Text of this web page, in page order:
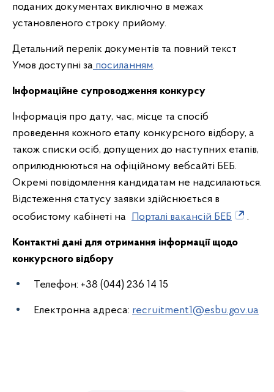
поданих документах виключно в межах
установленого строку прийому.
Детальний перелік документів та повний текст
Умов доступні за посиланням.
Інформаційне супроводження конкурсу
Інформація про дату, час, місце та спосіб
проведення кожного етапу конкурсного відбору, а
також списки осіб, допущених до наступних етапів,
оприлюднюються на офіційному вебсайті БЕБ.
Окремі повідомлення кандидатам не надсилаються.
Відстеження статусу заявки здійснюється в
особистому кабінеті на Порталі вакансій БЕБ .
Контактні дані для отримання інформації щодо
конкурсного відбору
Телефон: +38 (044) 236 14 15
Електронна адреса: recruitment1@esbu.gov.ua